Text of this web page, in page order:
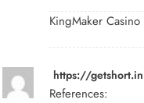
KingMaker
https://getshort.in
References: